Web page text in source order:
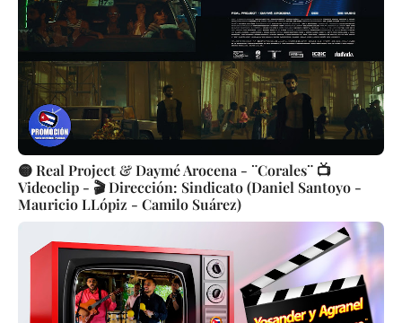
🟡 Real Project & Daymé Arocena - ¨Corales¨ 📺
Videoclip - 🎬 Dirección: Sindicato (Daniel Santoyo -
Mauricio LLópiz - Camilo Suárez)